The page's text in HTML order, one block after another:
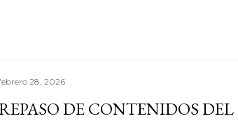
28, 2026
DE CONTENIDOS